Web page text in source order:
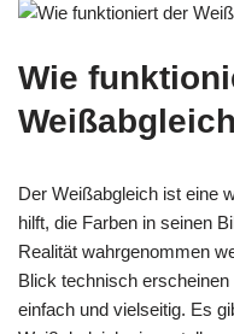
Wie
Der Weißabgleich ist eine
hilft, die Farben in seinen
Realität wahrgenommen
Blick technisch
einfach und vielseitig. Es